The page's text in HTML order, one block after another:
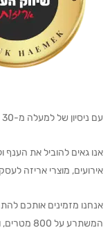
עם ניסיון של למעלה מ-30 שנים,
אנו גאים להוביל את הענף
אירועים, מוצרי אריזה
אנחנו מזמינים אותכם
המשתרע